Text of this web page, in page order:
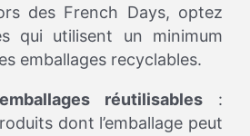
des French Days, optez
qui utilisent un minimum
emballages recyclables.
réutilisables:
dont l’emballage peut